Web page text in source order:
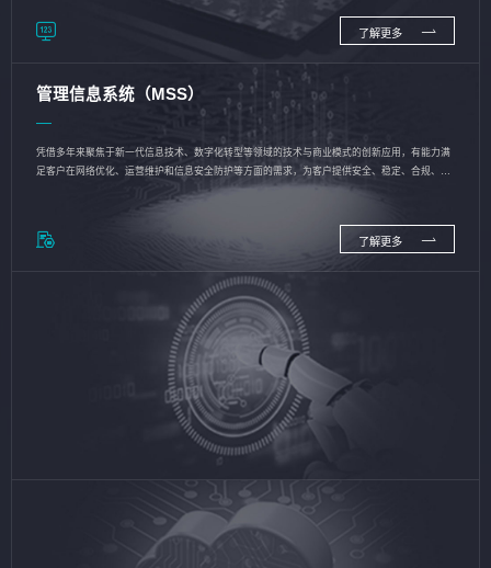
了解更多
管理信息系统（MSS）
凭借多年来聚焦于新一代信息技术、数字化转型等领域的技术与商业模式的创新应用，有能力满
足客户在网络优化、运营维护和信息安全防护等方面的需求，为客户提供安全、稳定、合规、持
了解更多